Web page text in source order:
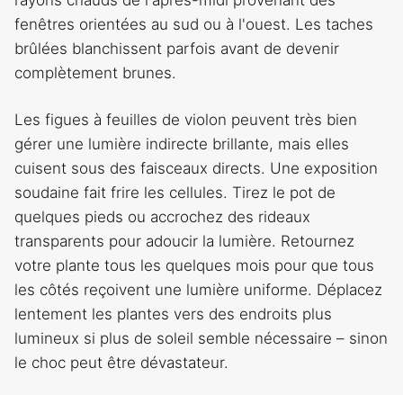
fenêtres orientées au sud ou à l'ouest. Les taches
brûlées blanchissent parfois avant de devenir
complètement brunes.
Les figues à feuilles de violon peuvent très bien
gérer une lumière indirecte brillante, mais elles
cuisent sous des faisceaux directs. Une exposition
soudaine fait frire les cellules. Tirez le pot de
quelques pieds ou accrochez des rideaux
transparents pour adoucir la lumière. Retournez
votre plante tous les quelques mois pour que tous
les côtés reçoivent une lumière uniforme. Déplacez
lentement les plantes vers des endroits plus
lumineux si plus de soleil semble nécessaire – sinon
le choc peut être dévastateur.